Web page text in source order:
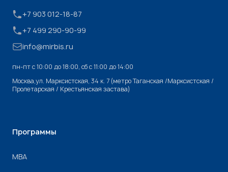
+7 903 012-18-87
+7 499 290-90-99
info@mirbis.ru
пн-пт с 10:00 до 18:00, cб с 11:00 до 14:00
Москва,ул. Марксистская, 34 к. 7 (метро Таганская /Марксистская /
Пролетарская / Крестьянская застава)
Программы
МВА